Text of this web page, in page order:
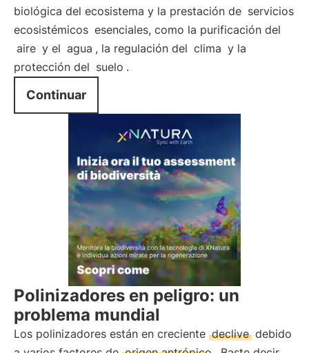
biológica del ecosistema y la prestación de servicios
ecosistémicos esenciales, como la purificación del
aire y el agua , la regulación del clima y la
protección del suelo .
Continuar
Polinizadores en peligro: un
problema mundial
Los polinizadores están en creciente declive debido